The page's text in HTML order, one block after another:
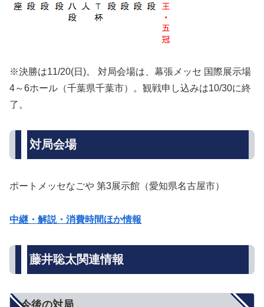
※決勝は11/20(日)。 対局会場は、幕張メッセ 国際展示場
4～6ホール（千葉県千葉市）。観戦申し込みは10/30に終
了。
対局会場
ポートメッセなごや 第3展示館（愛知県名古屋市）
中継・解説・消費時間ほか情報
藤井聡太関連情報
今後の対局